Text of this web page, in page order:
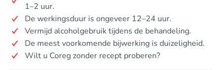
1–2 uur.
De werkingsduur is ongeveer 12–24 uur.
Vermijd alcoholgebruik tijdens de behandeling.
De meest voorkomende bijwerking is duizeligheid.
Wilt u Coreg zonder recept proberen?